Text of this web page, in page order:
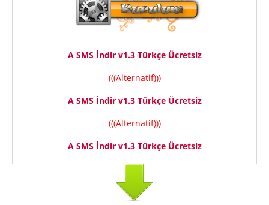
A SMS İndir v1.3 Türkçe Ücretsiz
(((Alternatif)))
A SMS İndir v1.3 Türkçe Ücretsiz
(((Alternatif)))
A SMS İndir v1.3 Türkçe Ücretsiz